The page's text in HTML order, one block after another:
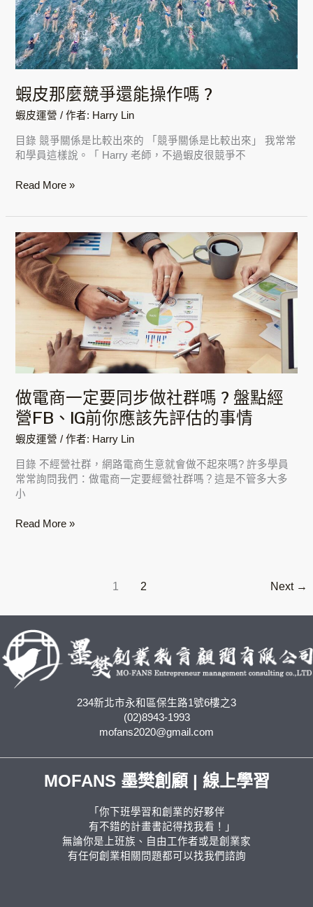
蝦皮那麼競爭還能操作嗎 ?
蝦皮運營 / 作者: Harry Lin
目錄 競爭關係是比較出來的 「競爭關係是比較出來」 我常常
和學員這樣說。「 Harry 老師，不過蝦皮很競爭不
爭
還
能
操
作
?
Read More »
做電商一定要同步做社群嗎 ? 盤點經
營FB、IG前你應該先評估的事情
蝦皮運營 / 作者: Harry Lin
目錄 不經營社群，網路電商生意就會做不起來嗎? 許多學員
常常詢問我們：做電商一定要經營社群嗎？這是不管多大多
小
做
電
商
一
嗎
?
盤
點
經
營
FB、
前
事
情
Read More »
1 2 Next →
234新北市永和區保生路1號6樓之3
(02)8943-1993
mofans2020@gmail.com
MOFANS 墨樊創顧 | 線上學習
「你下班學習和創業的好夥伴
有不錯的計畫書記得找我看！」
無論你是上班族、自由工作者或是創業家
有任何創業相關問題都可以找我們諮詢